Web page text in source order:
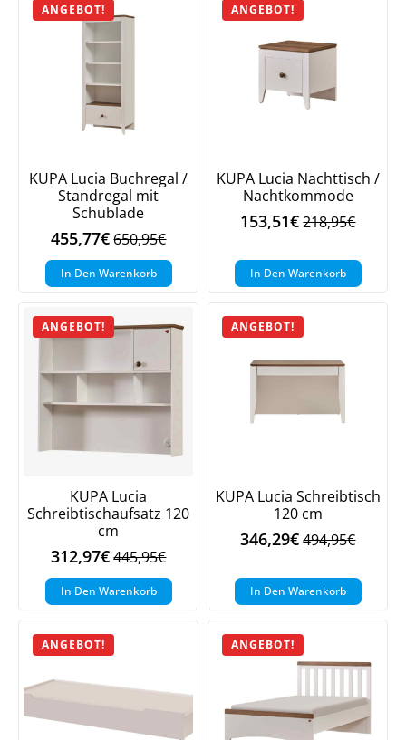
ANGEBOT!
KUPA Lucia Buchregal /
Standregal mit
Schublade
650,95€
Ursprünglicher
Preis
war:
650,95€
455,77€Aktueller
Preis
ist:
455,77€.
In Den Warenkorb
ANGEBOT!
KUPA Lucia Nachttisch /
Nachtkommode
218,95€
war:
218,95€
153,51€Aktueller
ist:
153,51€.
In Den Warenkorb
ANGEBOT!
KUPA Lucia
Schreibtischaufsatz 120
cm
445,95€
Ursprünglicher
Preis
war:
445,95€
312,97€Aktueller
Preis
ist:
312,97€.
In Den Warenkorb
ANGEBOT!
KUPA Lucia Schreibtisch
120 cm
494,95€
war:
494,95€
346,29€Aktueller
ist:
346,29€.
In Den Warenkorb
ANGEBOT! ANGEBOT!